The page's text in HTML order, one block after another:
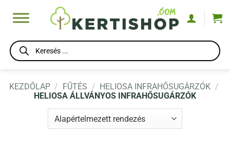
Products
search
KEZDŐLAP / FŰTÉS / HELIOSA INFRAHŐSUGÁRZÓK /
HELIOSA ÁLLVÁNYOS INFRAHŐSUGÁRZÓK